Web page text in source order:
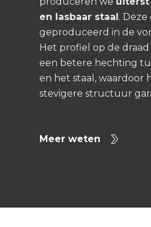
en lasbaar staal.
geproduceerd in de
Het profiel op de
een betere hechting
en het staal, waardoor
stevigere structuur
Meer weten